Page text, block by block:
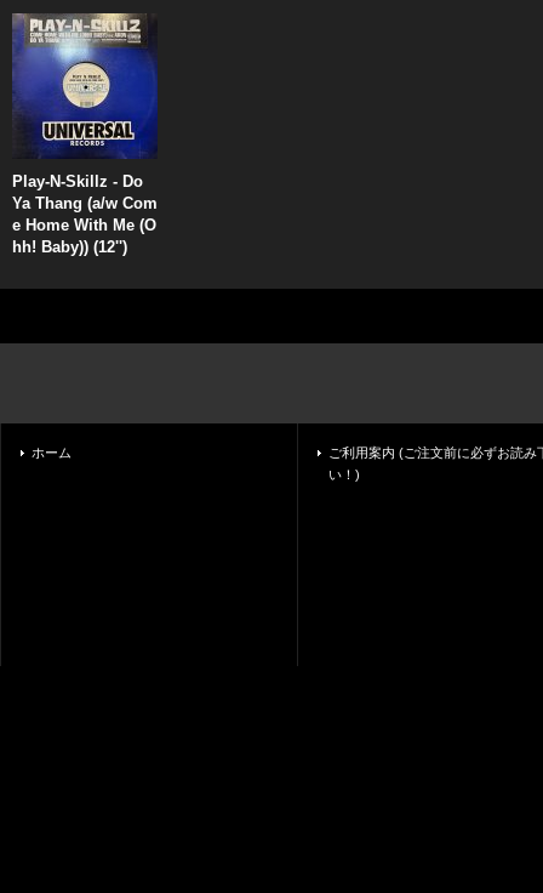
Play-N-Skillz - Do
Ya Thang (a/w Com
e Home With Me (O
hh! Baby)) (12'')
ホーム
ご利用案内 (ご注文前に必ずお読み
い！)